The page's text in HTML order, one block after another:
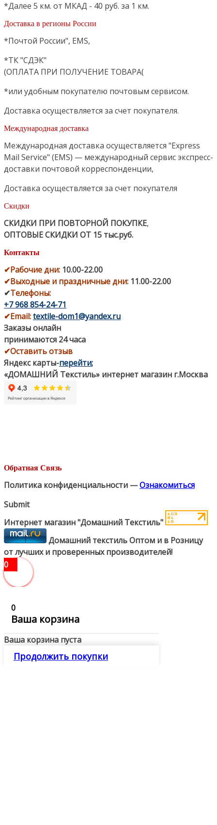
*Далее 5 км. от МКАД - 40 руб. за 1 км.
Доставка в регионы России
*Почтой России", EMS,
*ТК "СДЭК"
(ОПЛАТА ПРИ ПОЛУЧЕНИЕ ТОВАРА(
*или удобным покупателю почтовым сервисом.
Доставка осуществляется за счет покупателя.
Международная доставка
Международная доставка осуществляется "Express
Mail Service" (EMS) — международный сервис экспресс-
доставки почтовой корреспонденции,
Доставка осуществляется за счет покупателя
Скидки
СКИДКИ ПРИ ПОВТОРНОЙ ПОКУПКЕ,
ОПТОВЫЕ СКИДКИ ОТ 15 тыс.руб.
Контакты
✔Рабочие дни: 10.00-22.00
✔Выходные и праздничные дни: 11.00-22.00
✔Телефоны:
+7 968 854-24-71
✔Email:textile-dom1@yandex.ru
Заказы онлайн
принимаются 24 часа
✔Оставить отзыв
Яндекс карты-перейти;
«ДОМАШНИЙ Текстиль» интернет магазин г.Москва
Обратная Связь
Политика конфиденциальности —Ознакомиться
Submit
Интернет магазин "Домашний Текстиль"
Домашний текстиль Оптом и в Розницу
от лучших и проверенных производителей!
0
0
Ваша корзина
Ваша корзина пуста
Продолжить покупки